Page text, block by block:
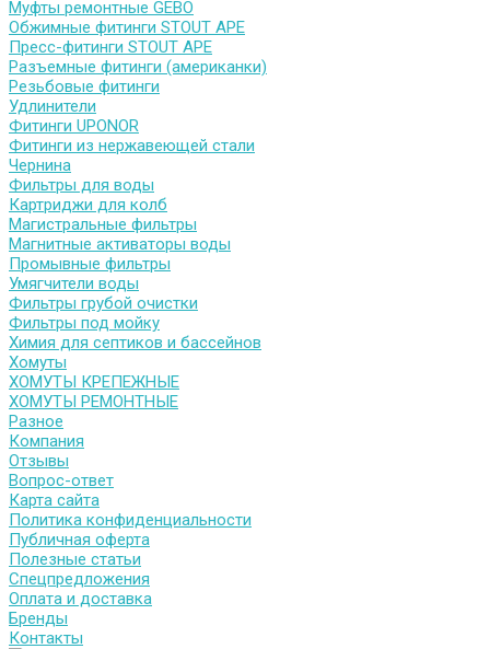
Муфты ремонтные GEBO
Обжимные фитинги STOUT APE
Пресс-фитинги STOUT APE
Разъемные фитинги (американки)
Резьбовые фитинги
Удлинители
Фитинги UPONOR
Фитинги из нержавеющей стали
Чернина
Фильтры для воды
Картриджи для колб
Магистральные фильтры
Магнитные активаторы воды
Промывные фильтры
Умягчители воды
Фильтры грубой очистки
Фильтры под мойку
Химия для септиков и бассейнов
Хомуты
ХОМУТЫ КРЕПЕЖНЫЕ
ХОМУТЫ РЕМОНТНЫЕ
Разное
Компания
Отзывы
Вопрос-ответ
Карта сайта
Политика конфиденциальности
Публичная оферта
Полезные статьи
Спецпредложения
Оплата и доставка
Бренды
Контакты